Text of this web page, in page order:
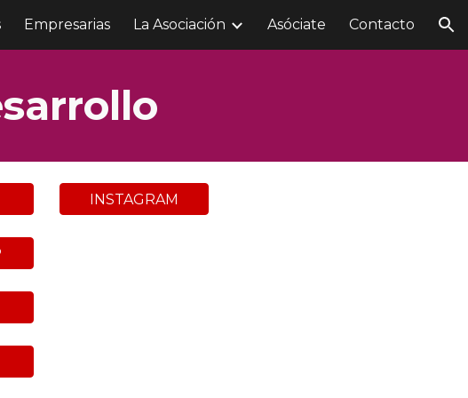
to navigation
Empresarias La Asociación Asóciate Contacto
INSTAGRAM